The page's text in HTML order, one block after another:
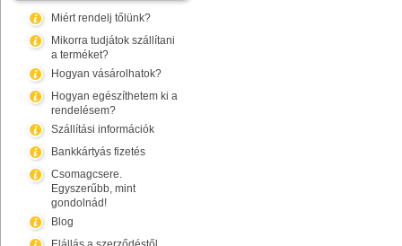
Miért rendelj tőlünk?
Mikorra tudjátok szállítani
a terméket?
Hogyan vásárolhatok?
Hogyan egészíthetem ki a
rendelésem?
Szállítási információk
Bankkártyás fizetés
Csomagcsere.
Egyszerűbb, mint
gondolnád!
Blog